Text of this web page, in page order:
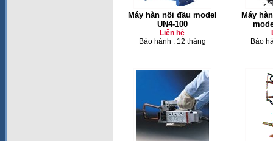
Máy hàn nối đầu model
UN4-100
Liên hệ
Bảo hành : 12 tháng
Máy
Bảo